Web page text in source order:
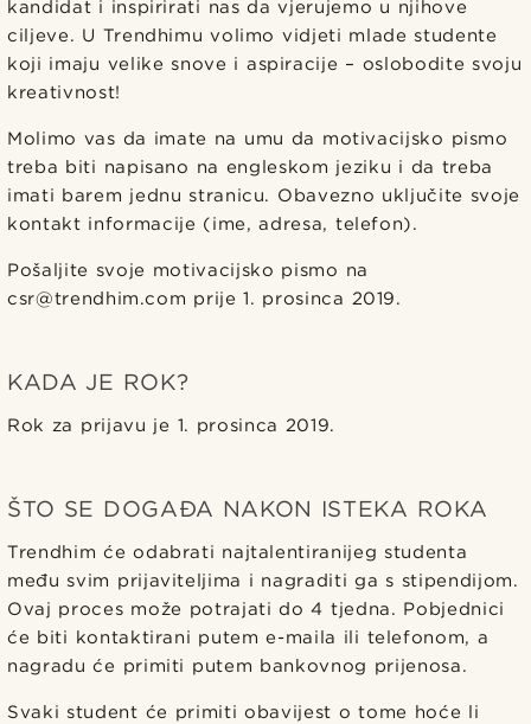
kandidat i inspirirati nas da vjerujemo u njihove
ciljeve. U Trendhimu volimo vidjeti mlade studente
koji imaju velike snove i aspiracije – oslobodite svoju
kreativnost!
Molimo vas da imate na umu da motivacijsko pismo
treba biti napisano na engleskom jeziku i da treba
imati barem jednu stranicu. Obavezno uključite svoje
kontakt informacije (ime, adresa, telefon).
Pošaljite svoje motivacijsko pismo na
csr@trendhim.com prije 1. prosinca 2019.
KADA JE ROK?
Rok za prijavu je 1. prosinca 2019.
ŠTO SE DOGAĐA NAKON ISTEKA ROKA
Trendhim će odabrati najtalentiranijeg studenta
među svim prijaviteljima i nagraditi ga s stipendijom.
Ovaj proces može potrajati do 4 tjedna. Pobjednici
će biti kontaktirani putem e-maila ili telefonom, a
nagradu će primiti putem bankovnog prijenosa.
Svaki student će primiti obavijest o tome hoće li